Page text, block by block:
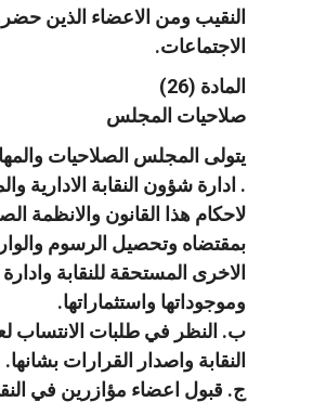
النقيب ومن الاعضاء الذين
الاجتماعات.
المادة (26)
صلاحيات المجلس
يتولى المجلس الصلاحيات
. ادارة شؤون النقابة الادارية
لاحكام هذا القانون والانظمة
بمقتضاه وتحصيل الرسوم
الاخرى المستحقة للنقابة وادارة
وموجوداتها واستثماراتها.
ب. النظر في طلبات الانتساب
النقابة واصدار القرارات بشانها.
ج. قبول اعضاء مؤازرين في